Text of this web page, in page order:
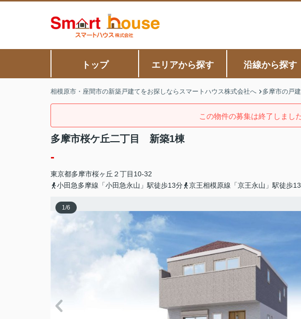
トップ エリアから探す 沿線から探す
相模原市・座間市の新築戸建てをお探しならスマートハウス株式会社へ 多摩市の戸
この物件の募集は終了しました
多摩市桜ケ丘二丁目 新築1棟
-
東京都多摩市桜ヶ丘 ２丁目10-32
小田急多摩線「小田急永山」駅徒歩13分
京王相模原線「京王永山」駅徒歩
1/6